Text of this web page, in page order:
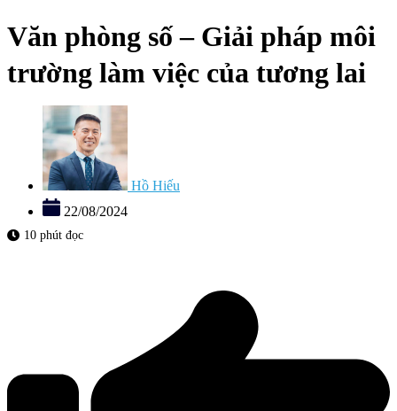
Văn phòng số – Giải pháp môi
trường làm việc của tương lai
Hồ Hiếu
22/08/2024
10 phút đọc